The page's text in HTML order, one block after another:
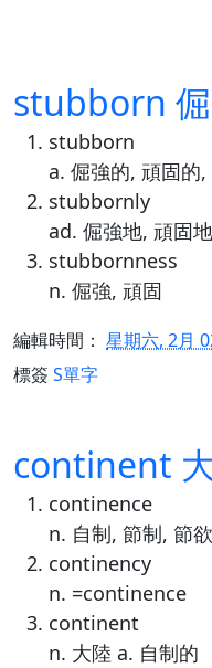
stubborn
stubborn
a. 倔強的, 頑固的,
stubbornly
ad. 倔強地, 頑固地
stubbornness
n. 倔強, 頑固
編輯時間： 星期六, 2月
標簽 S單字
continent
continence
n. 自制, 節制, 節欲
continency
n. =continence
continent
n. 大陸 a. 自制的